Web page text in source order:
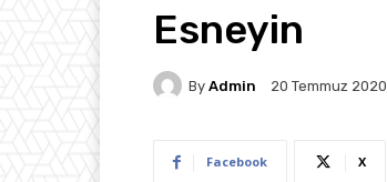
Esneyin
By Admin 20 Temmuz 2020
Facebook X